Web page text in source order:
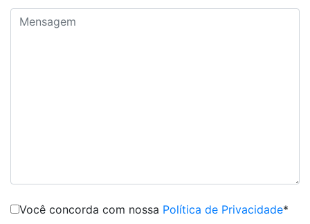
Você concorda com nossa Política de Privacidade*